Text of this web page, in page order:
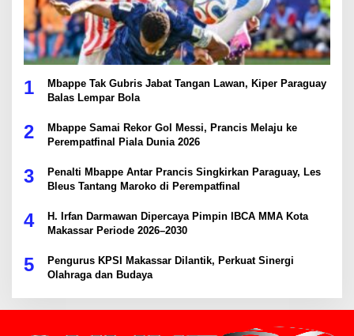
1
Mbappe Tak Gubris Jabat Tangan Lawan, Kiper Paraguay
Balas Lempar Bola
2
Mbappe Samai Rekor Gol Messi, Prancis Melaju ke
Perempatfinal Piala Dunia 2026
3
Penalti Mbappe Antar Prancis Singkirkan Paraguay, Les
Bleus Tantang Maroko di Perempatfinal
4
H. Irfan Darmawan Dipercaya Pimpin IBCA MMA Kota
Makassar Periode 2026–2030
5
Pengurus KPSI Makassar Dilantik, Perkuat Sinergi
Olahraga dan Budaya